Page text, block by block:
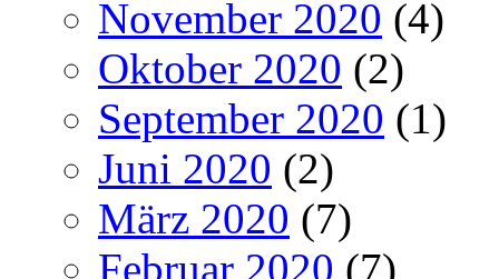
November 2020 (4)
Oktober 2020 (2)
September 2020 (1)
Juni 2020 (2)
März 2020 (7)
Februar 2020 (7)